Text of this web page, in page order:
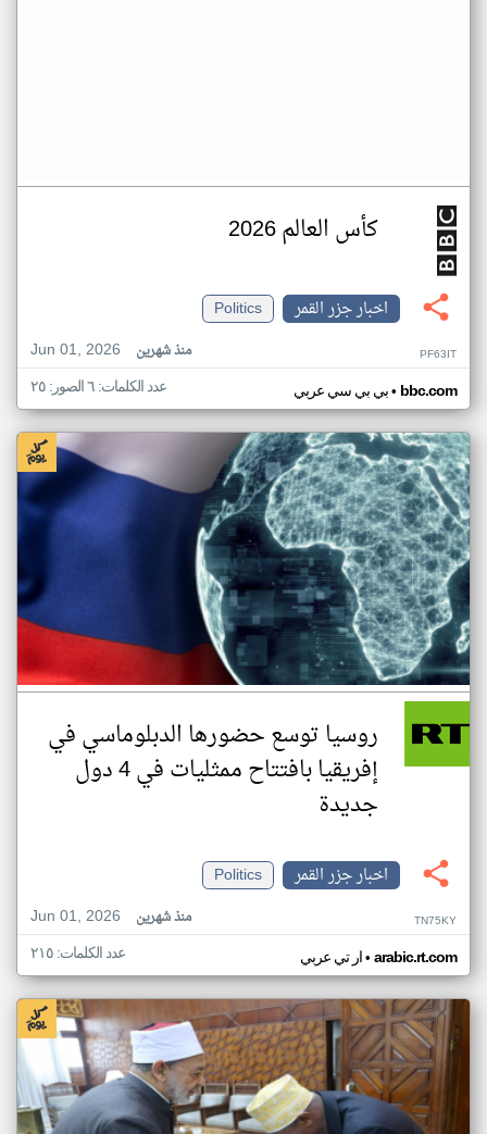
كأس العالم 2026
اخبار جزر القمر
Politics
Jun 01, 2026
منذ شهرين PF63IT
بي بي سي عربي• bbc.com عدد الكلمات: ٦ الصور: ٢٥
روسيا توسع حضورها الدبلوماسي في
إفريقيا بافتتاح ممثليات في 4 دول
جديدة
اخبار جزر القمر
Politics
Jun 01, 2026
منذ شهرين TN75KY
ار تي عربي• arabic.rt.com عدد الكلمات: ٢١٥